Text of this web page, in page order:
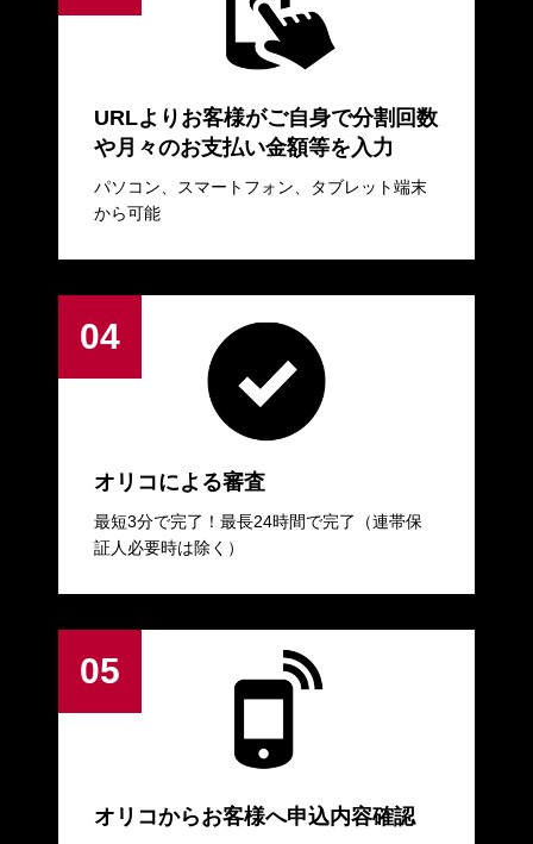
URLよりお客様がご自身で分割回数
や月々のお支払い金額等を入力
パソコン、スマートフォン、タブレット端末
から可能
オリコによる審査
最短3分で完了！最長24時間で完了（連帯保
証人必要時は除く）
オリコからお客様へ申込内容確認